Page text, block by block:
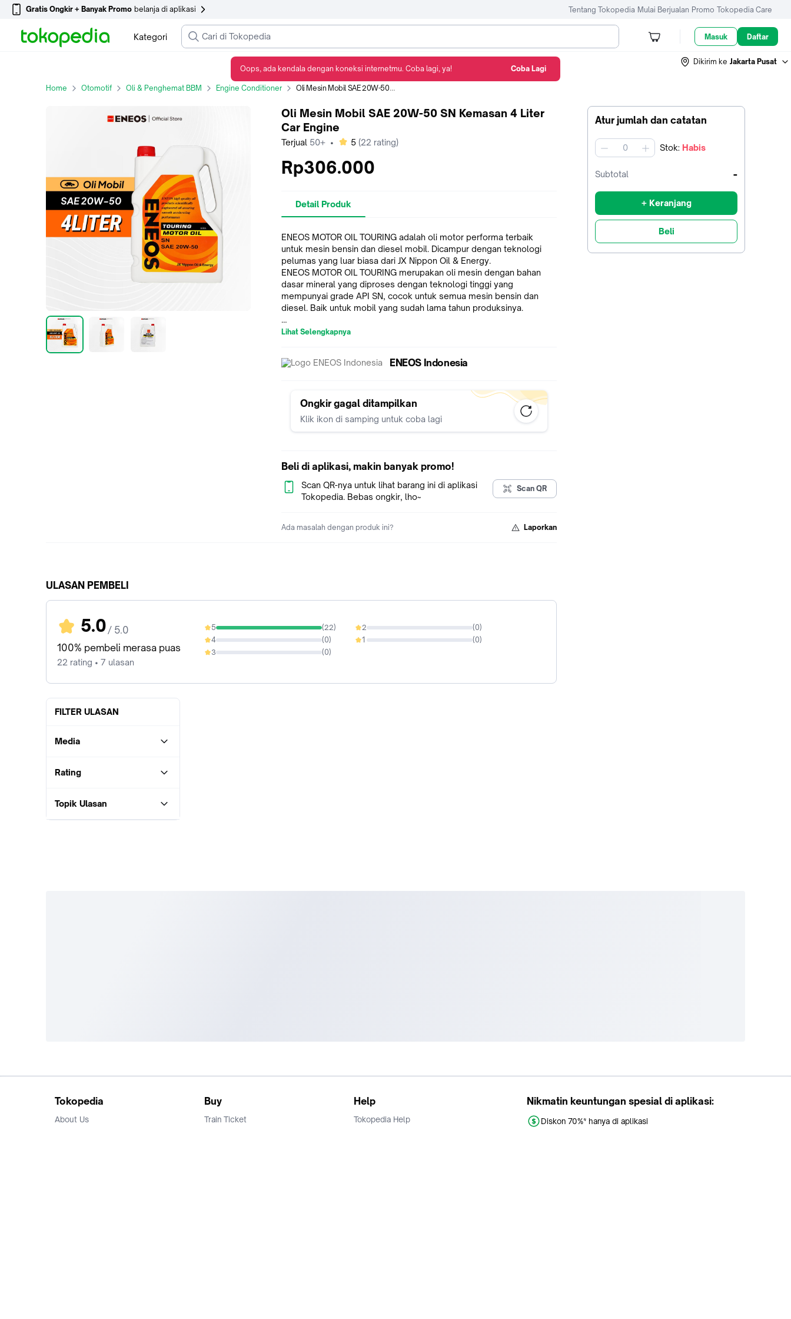
Gratis Ongkir + Banyak Promo belanja di aplikasi Tentang Tokopedia Mulai Berjualan Promo Tokopedia Care
Kategori Masuk Daftar
Dikirim ke Jakarta Pusat
Home Otomotif Oli & Penghemat BBM Engine Conditioner Oli Mesin Mobil SAE 20W-50 SN Kemasan 4 Liter Car Engine
Atur jumlah dan catatan
jumlah Stok: Habis
Subtotal -
+ Keranjang
Beli
Oli Mesin Mobil SAE 20W-50 SN Kemasan 4 Liter
Car Engine
Terjual 50+ • bintang
5 (22 rating)
Rp306.000
Detail Produk
ENEOS MOTOR OIL TOURING adalah oli motor performa terbaik
untuk mesin bensin dan diesel mobil. Dicampur dengan teknologi
pelumas yang luar biasa dari JX Nippon Oil & Energy.
ENEOS MOTOR OIL TOURING merupakan oli mesin dengan bahan
dasar mineral yang diproses dengan teknologi tinggi yang
mempunyai grade API SN, cocok untuk semua mesin bensin dan
diesel. Baik untuk mobil yang sudah lama tahun produksinya.
ENEOS MOTOR OIL TOURING menawarkan:
diesel
Cocok untuk mesin performa tinggi, termasuk kendaraan
turbocharger
Performa terbaik di kelas SN/CF 20W-50
Lihat Selengkapnya
ENEOS Indonesia
Ongkir gagal ditampilkan
Klik ikon di samping untuk coba lagi
Beli di aplikasi, makin banyak promo!
Scan QR-nya untuk lihat barang ini di aplikasi
Tokopedia. Bebas ongkir, lho~
Scan QR
Ada masalah dengan produk ini? Laporkan
ULASAN PEMBELI
5.0 / 5.0
100% pembeli merasa puas
22 rating • 7 ulasan
5 (22)
100%
4 (0)
0%
3 (0)
0%
2 (0)
0%
1 (0)
0%
FILTER ULASAN
Media
Rating
Topik Ulasan
Tokopedia
About Us
Buy
Train Ticket
Help
Tokopedia Help
Nikmatin keuntungan spesial di aplikasi:
Diskon 70%* hanya di aplikasi
Oops, ada kendala dengan koneksi internetmu. Coba lagi, ya! Coba Lagi